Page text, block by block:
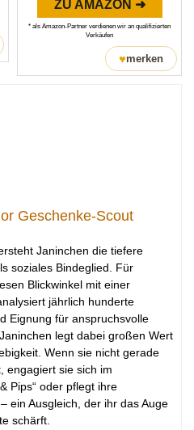
ZU AMAZON ➜
* als Amazon-Partner verdienen wir an qualifizierten
Verkäufen
♥merken
Geschenke-Scout
Janinchen die tiefere
soziales Bindeglied. Für
Blickwinkel mit einer
jährlich hunderte
Eignung für anspruchsvolle
legt dabei großen Wert
Wenn sie nicht gerade
engagiert sie sich im
Pips“ oder pflegt ihre
ein Ausgleich, der ihr das Auge
schärft.